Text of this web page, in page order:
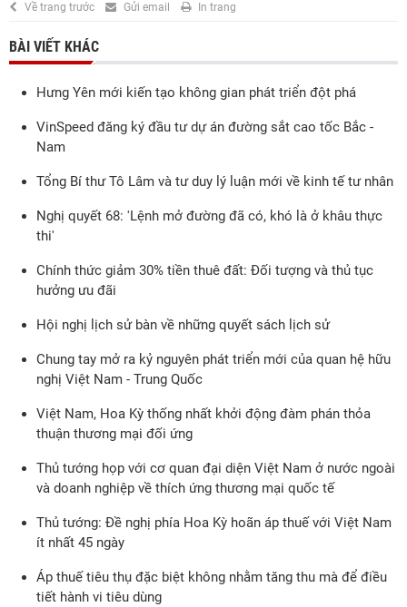
Về trang trước Gửi email In trang
BÀI VIẾT KHÁC
Hưng Yên mới kiến tạo không gian phát triển đột phá
VinSpeed đăng ký đầu tư dự án đường sắt cao tốc Bắc -
Nam
Tổng Bí thư Tô Lâm và tư duy lý luận mới về kinh tế tư nhân
Nghị quyết 68: 'Lệnh mở đường đã có, khó là ở khâu thực
thi'
Chính thức giảm 30% tiền thuê đất: Đối tượng và thủ tục
hưởng ưu đãi
Hội nghị lịch sử bàn về những quyết sách lịch sử
Chung tay mở ra kỷ nguyên phát triển mới của quan hệ hữu
nghị Việt Nam - Trung Quốc
Việt Nam, Hoa Kỳ thống nhất khởi động đàm phán thỏa
thuận thương mại đối ứng
Thủ tướng họp với cơ quan đại diện Việt Nam ở nước ngoài
và doanh nghiệp về thích ứng thương mại quốc tế
Thủ tướng: Đề nghị phía Hoa Kỳ hoãn áp thuế với Việt Nam
ít nhất 45 ngày
Áp thuế tiêu thụ đặc biệt không nhằm tăng thu mà để điều
tiết hành vi tiêu dùng